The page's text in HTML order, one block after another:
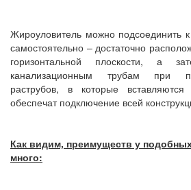
Жироуловитель можно подсоединить
самостоятельно – достаточно
горизонтальной плоскости, а
канализационным трубам при
раструбов, в которые
обеспечат подключение всей
Как видим, преимуществ у
много: